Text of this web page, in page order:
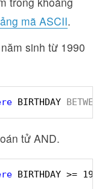
mã ASCII.
sinh từ 1990
BIRTHDAY
tử AND.
BIRTHDAY >=